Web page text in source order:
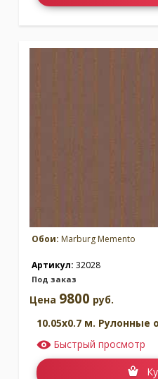
Обои: Marburg Memento
Артикул: 32028
Под заказ
Цена 9800 руб.
10.05x0.7 м. Рулонные
Быстрый просмотр